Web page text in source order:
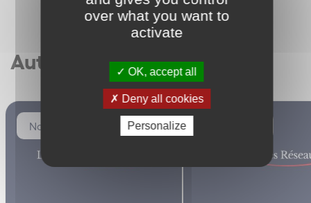
Autres articles
Non classé
over what you want to
activate
OK, accept all
Deny all cookies
Personalize